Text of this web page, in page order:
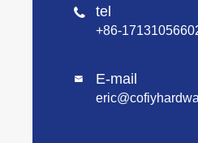
 tel
+86-
 E-mail